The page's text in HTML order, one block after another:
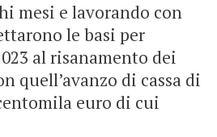
mesi e lavorando con
le basi per
al risanamento dei
quell’avanzo di cassa di
euro di cui